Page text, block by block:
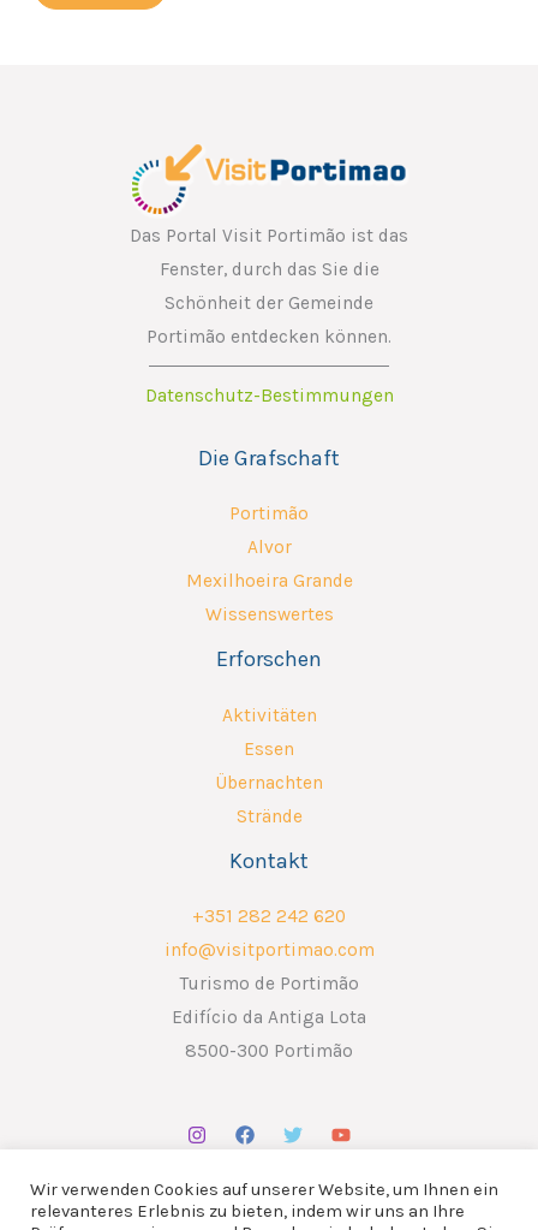
Das Portal Visit Portimão ist das
Fenster, durch das Sie die
Schönheit der Gemeinde
Portimão entdecken können.
Datenschutz-Bestimmungen
Die Grafschaft
Portimão
Alvor
Mexilhoeira Grande
Wissenswertes
Erforschen
Aktivitäten
Essen
Übernachten
Strände
Kontakt
+351 282 242 620
info@visitportimao.com
Turismo de Portimão
Edifício da Antiga Lota
8500-300 Portimão
Wir verwenden Cookies auf unserer Website, um Ihnen ein
relevanteres Erlebnis zu bieten, indem wir uns an Ihre